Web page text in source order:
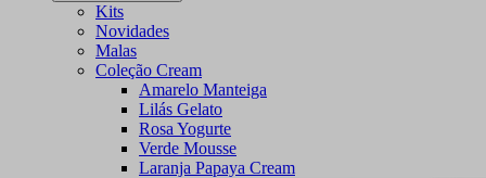
Kits
Novidades
Malas
Coleção Cream
Amarelo Manteiga
Lilás Gelato
Rosa Yogurte
Verde Mousse
Laranja Papaya Cream